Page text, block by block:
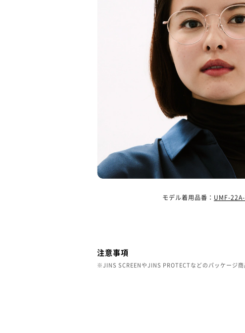
モデル着用品番： UMF-
注意事項
※JINS SCREENやJINS PROTECTなどのパッケージ